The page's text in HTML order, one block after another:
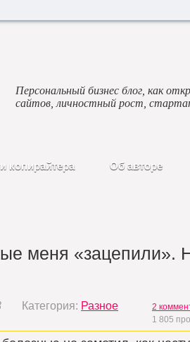
меня «зацепили».
Категория: Разное
2
1 805
Персональный бизнес блог, как
сайтов, личностный рост,
копирайтера Об авторе